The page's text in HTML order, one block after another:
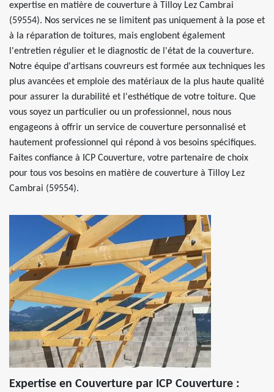
expertise en matière de couverture à Tilloy Lez Cambrai
(59554). Nos services ne se limitent pas uniquement à la pose et
à la réparation de toitures, mais englobent également
l'entretien régulier et le diagnostic de l'état de la couverture.
Notre équipe d'artisans couvreurs est formée aux techniques les
plus avancées et emploie des matériaux de la plus haute qualité
pour assurer la durabilité et l'esthétique de votre toiture. Que
vous soyez un particulier ou un professionnel, nous nous
engageons à offrir un service de couverture personnalisé et
hautement professionnel qui répond à vos besoins spécifiques.
Faites confiance à ICP Couverture, votre partenaire de choix
pour tous vos besoins en matière de couverture à Tilloy Lez
Cambrai (59554).
Expertise en Couverture par ICP Couverture :